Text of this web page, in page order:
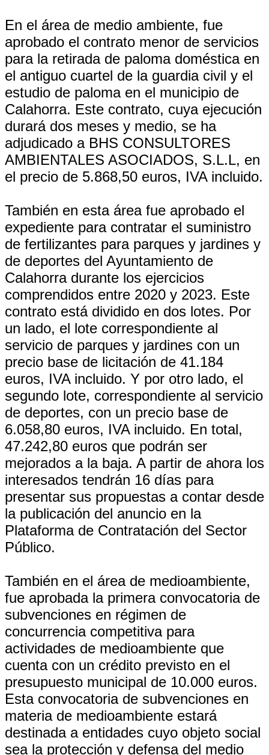
En el área de medio ambiente, fue
aprobado el contrato menor de servicios
para la retirada de paloma doméstica en
el antiguo cuartel de la guardia civil y el
estudio de paloma en el municipio de
Calahorra. Este contrato, cuya ejecución
durará dos meses y medio, se ha
adjudicado a BHS CONSULTORES
AMBIENTALES ASOCIADOS, S.L.L, en
el precio de 5.868,50 euros, IVA incluido.
También en esta área fue aprobado el
expediente para contratar el suministro
de fertilizantes para parques y jardines y
de deportes del Ayuntamiento de
Calahorra durante los ejercicios
comprendidos entre 2020 y 2023. Este
contrato está dividido en dos lotes. Por
un lado, el lote correspondiente al
servicio de parques y jardines con un
precio base de licitación de 41.184
euros, IVA incluido. Y por otro lado, el
segundo lote, correspondiente al servicio
de deportes, con un precio base de
6.058,80 euros, IVA incluido. En total,
47.242,80 euros que podrán ser
mejorados a la baja. A partir de ahora los
interesados tendrán 16 días para
presentar sus propuestas a contar desde
la publicación del anuncio en la
Plataforma de Contratación del Sector
Público.
También en el área de medioambiente,
fue aprobada la primera convocatoria de
subvenciones en régimen de
concurrencia competitiva para
actividades de medioambiente que
cuenta con un crédito previsto en el
presupuesto municipal de 10.000 euros.
Esta convocatoria de subvenciones en
materia de medioambiente estará
destinada a entidades cuyo objeto social
sea la protección y defensa del medio